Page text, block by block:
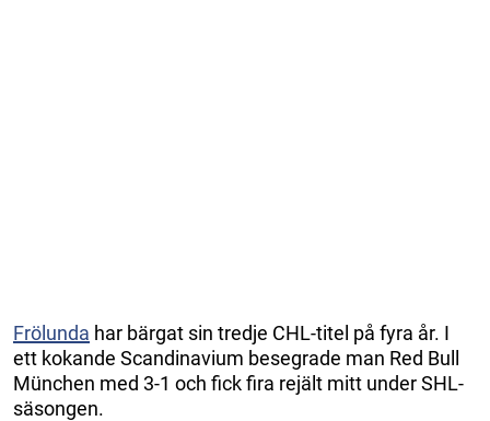
Frölunda har bärgat sin tredje CHL-titel på fyra år. I
ett kokande Scandinavium besegrade man Red Bull
München med 3-1 och fick fira rejält mitt under SHL-
säsongen.